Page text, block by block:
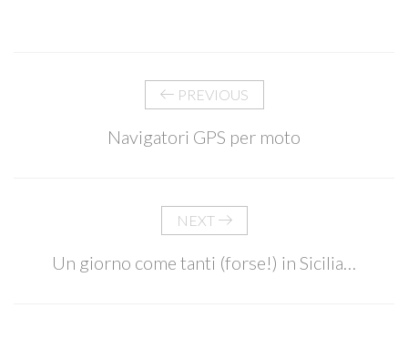
PREVIOUS
Navigatori GPS per moto
NEXT
Un giorno come tanti (forse!) in Sicilia…